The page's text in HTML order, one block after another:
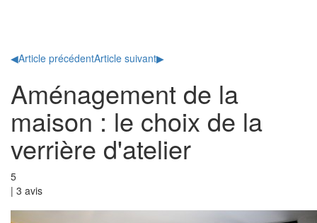
◀Article précédentArticle suivant▶
Aménagement de la
maison : le choix de la
verrière d'atelier
5
| 3 avis